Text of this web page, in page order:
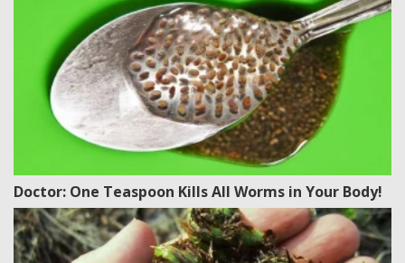
Doctor: One Teaspoon Kills All Worms in Your Body!